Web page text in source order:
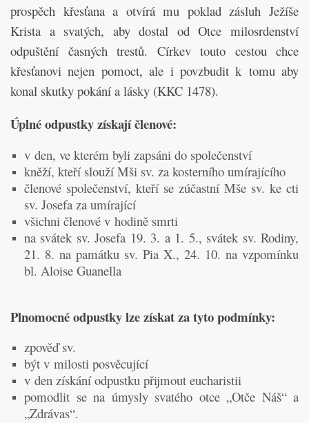
prospěch křesťana a otvírá mu poklad zásluh Ježíše
Krista a svatých, aby dostal od Otce milosrdenství
odpuštění časných trestů. Církev touto cestou chce
křesťanovi nejen pomoct, ale i povzbudit k tomu aby
konal skutky pokání a lásky (KKC 1478).
Úplné odpustky získají členové:
v den, ve kterém byli zapsáni do společenství
kněží, kteří slouží Mši sv. za kosterního umírajícího
členové společenství, kteří se zúčastní Mše sv. ke cti
sv. Josefa za umírající
všichni členové v hodině smrti
na svátek sv. Josefa 19. 3. a 1. 5., svátek sv. Rodiny,
21. 8. na památku sv. Pia X., 24. 10. na vzpomínku
bl. Aloise Guanella
Plnomocné odpustky lze získat za tyto podmínky:
zpověď sv.
být v milosti posvěcující
v den získání odpustku přijmout eucharistii
pomodlit se na úmysly svatého otce „Otče Náš“ a
„Zdrávas“.